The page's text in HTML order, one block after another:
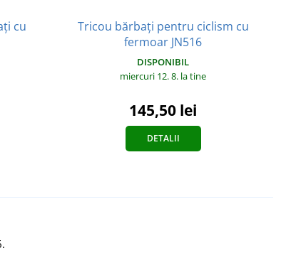
cu
Tricou bărbați pentru ciclism cu
fermoar JN516
DISPONIBIL
miercuri 12. 8. la tine
145,50 lei
DETALII